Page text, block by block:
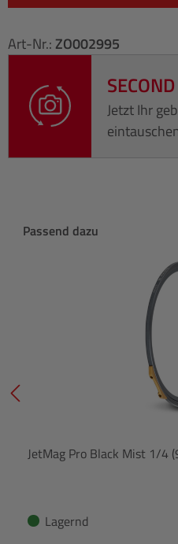
Art-Nr.: ZO002995
Jetzt Ihr
Produktgalerie überspringen
Passend dazu
JetMag Pro Black Mist 1/4
Lagernd